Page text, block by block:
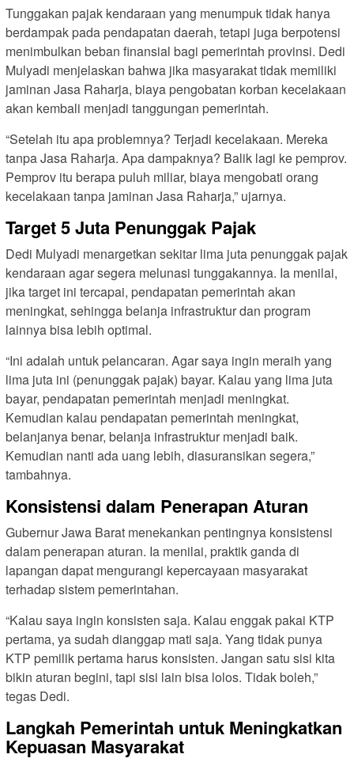
Tunggakan pajak kendaraan yang menumpuk tidak hanya
berdampak pada pendapatan daerah, tetapi juga berpotensi
menimbulkan beban finansial bagi pemerintah provinsi. Dedi
Mulyadi menjelaskan bahwa jika masyarakat tidak memiliki
jaminan Jasa Raharja, biaya pengobatan korban kecelakaan
akan kembali menjadi tanggungan pemerintah.
“Setelah itu apa problemnya? Terjadi kecelakaan. Mereka
tanpa Jasa Raharja. Apa dampaknya? Balik lagi ke pemprov.
Pemprov itu berapa puluh miliar, biaya mengobati orang
kecelakaan tanpa jaminan Jasa Raharja,” ujarnya.
Target 5 Juta Penunggak Pajak
Dedi Mulyadi menargetkan sekitar lima juta penunggak pajak
kendaraan agar segera melunasi tunggakannya. Ia menilai,
jika target ini tercapai, pendapatan pemerintah akan
meningkat, sehingga belanja infrastruktur dan program
lainnya bisa lebih optimal.
“Ini adalah untuk pelancaran. Agar saya ingin meraih yang
lima juta ini (penunggak pajak) bayar. Kalau yang lima juta
bayar, pendapatan pemerintah menjadi meningkat.
Kemudian kalau pendapatan pemerintah meningkat,
belanjanya benar, belanja infrastruktur menjadi baik.
Kemudian nanti ada uang lebih, diasuransikan segera,”
tambahnya.
Konsistensi dalam Penerapan Aturan
Gubernur Jawa Barat menekankan pentingnya konsistensi
dalam penerapan aturan. Ia menilai, praktik ganda di
lapangan dapat mengurangi kepercayaan masyarakat
terhadap sistem pemerintahan.
“Kalau saya ingin konsisten saja. Kalau enggak pakai KTP
pertama, ya sudah dianggap mati saja. Yang tidak punya
KTP pemilik pertama harus konsisten. Jangan satu sisi kita
bikin aturan begini, tapi sisi lain bisa lolos. Tidak boleh,”
tegas Dedi.
Langkah Pemerintah untuk Meningkatkan
Kepuasan Masyarakat